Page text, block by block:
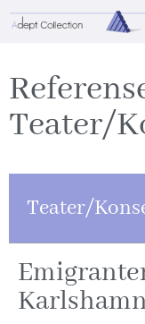
Teater/
Teater/